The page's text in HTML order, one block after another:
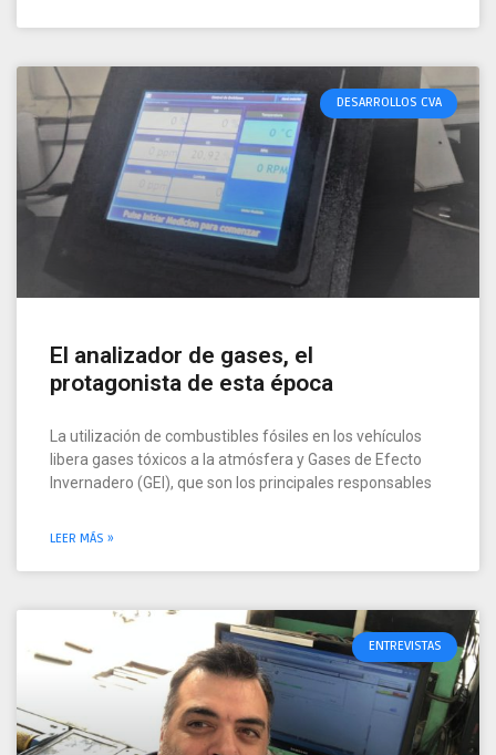
DESARROLLOS CVA
El analizador de gases, el
protagonista de esta época
La utilización de combustibles fósiles en los vehículos
libera gases tóxicos a la atmósfera y Gases de Efecto
Invernadero (GEI), que son los principales responsables
LEER MÁS »
ENTREVISTAS